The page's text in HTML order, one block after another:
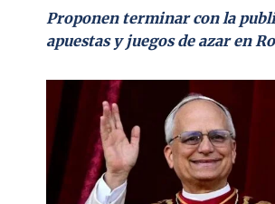
Proponen terminar con la
apuestas y juegos de azar en